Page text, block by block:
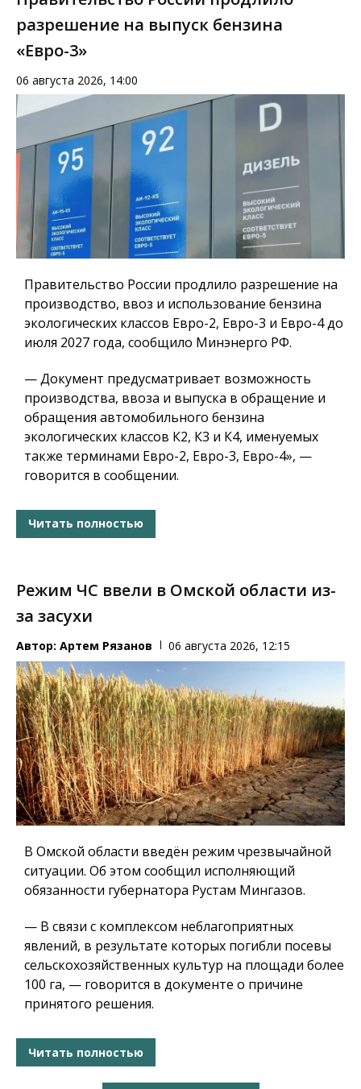
разрешение на выпуск бензина
«Евро-3»
06 августа 2026, 14:00
Правительство России продлило разрешение на
производство, ввоз и использование бензина
экологических классов Евро-2, Евро-3 и Евро-4 до
июля 2027 года, сообщило Минэнерго РФ.
— Документ предусматривает возможность
производства, ввоза и выпуска в обращение и
обращения автомобильного бензина
экологических классов К2, К3 и К4, именуемых
также терминами Евро-2, Евро-3, Евро-4», —
говорится в сообщении.
Читать полностью
Режим ЧС ввели в Омской области из-
за засухи
Автор: Артем Рязанов 06 августа 2026, 12:15
В Омской области введён режим чрезвычайной
ситуации. Об этом сообщил исполняющий
обязанности губернатора Рустам Мингазов.
— В связи с комплексом неблагоприятных
явлений, в результате которых погибли посевы
сельскохозяйственных культур на площади более
100 га, — говорится в документе о причине
принятого решения.
Читать полностью